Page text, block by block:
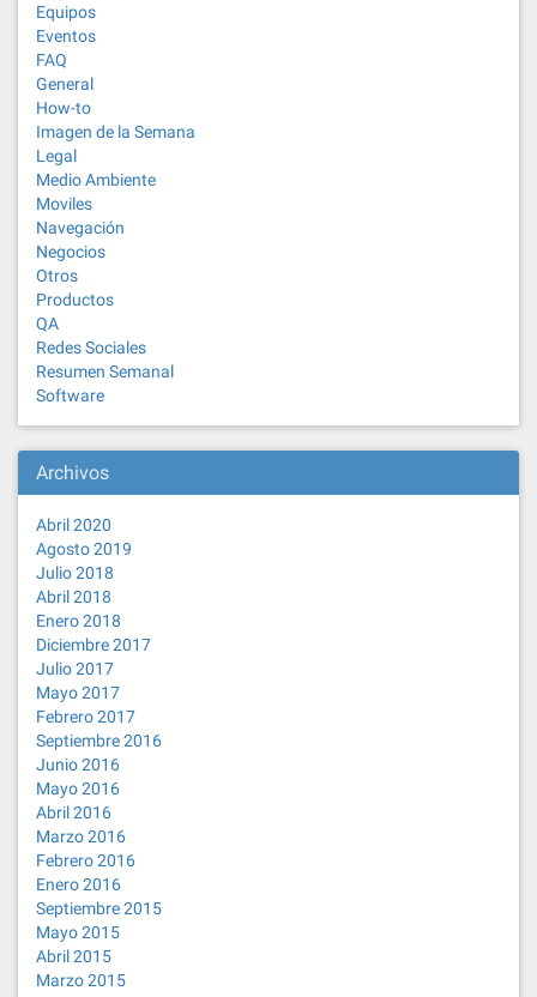
Equipos
Eventos
FAQ
General
How-to
Imagen de la Semana
Legal
Medio Ambiente
Moviles
Navegación
Negocios
Otros
Productos
QA
Redes Sociales
Resumen Semanal
Software
Archivos
Abril 2020
Agosto 2019
Julio 2018
Abril 2018
Enero 2018
Diciembre 2017
Julio 2017
Mayo 2017
Febrero 2017
Septiembre 2016
Junio 2016
Mayo 2016
Abril 2016
Marzo 2016
Febrero 2016
Enero 2016
Septiembre 2015
Mayo 2015
Abril 2015
Marzo 2015